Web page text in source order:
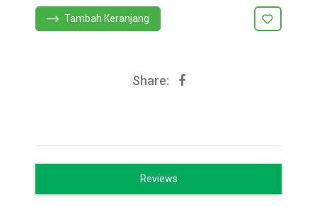
Tambah Keranjang
Share:
Reviews